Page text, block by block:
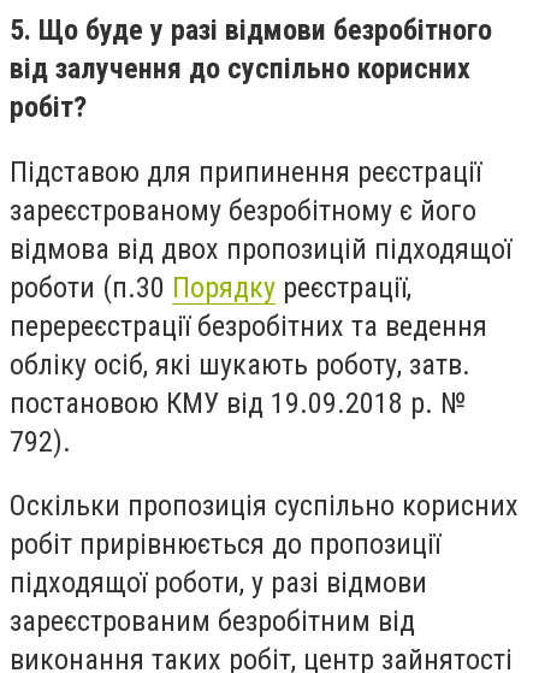
5. Що буде у разі відмови безробітного
від залучення до суспільно корисних
робіт?
Підставою для припинення реєстрації
зареєстрованому безробітному є його
відмова від двох пропозицій підходящої
роботи (п.30 Порядку реєстрації,
перереєстрації безробітних та ведення
обліку осіб, які шукають роботу, затв.
постановою КМУ від 19.09.2018 р. №
792).
Оскільки пропозиція суспільно корисних
робіт прирівнюється до пропозиції
підходящої роботи, у разі відмови
зареєстрованим безробітним від
виконання таких робіт, центр зайнятості